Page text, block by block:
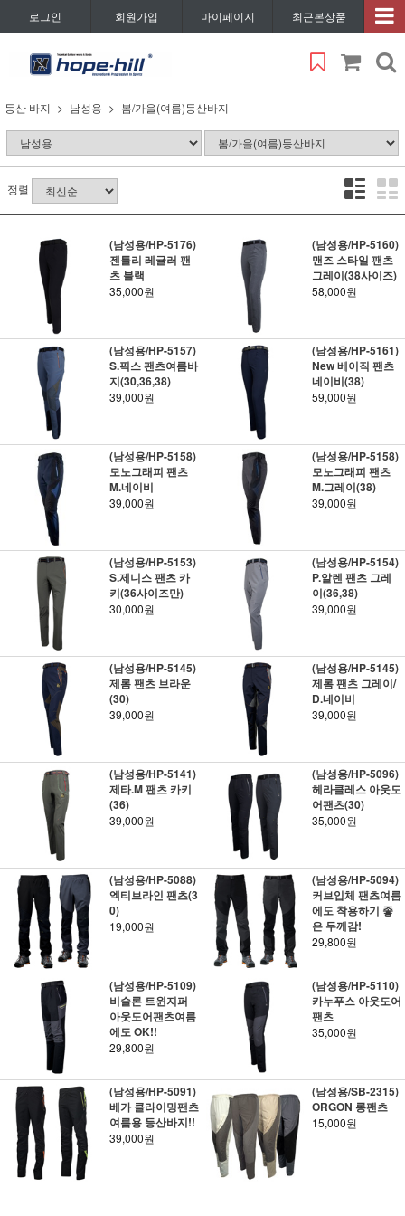
로그인 회원가입 마이페이지 최근본상품
등산 바지 남성용 봄/가을(여름)등산바지
정렬
(남성용/HP-5176)
젠틀리 레귤러 팬
츠 블랙
35,000원
(남성용/HP-5160)
맨즈 스타일 팬츠
그레이(38사이즈)
58,000원
(남성용/HP-5157)
S.픽스 팬츠여름바
지(30,36,38)
39,000원
(남성용/HP-5161)
New 베이직 팬츠
네이비(38)
59,000원
(남성용/HP-5158)
모노그래피 팬츠
M.네이비
39,000원
(남성용/HP-5158)
모노그래피 팬츠
M.그레이(38)
39,000원
(남성용/HP-5153)
S.제니스 팬츠 카
키(36사이즈만)
30,000원
(남성용/HP-5154)
P.알렌 팬츠 그레
이(36,38)
39,000원
(남성용/HP-5145)
제롬 팬츠 브라운
(30)
39,000원
(남성용/HP-5145)
제롬 팬츠 그레이/
D.네이비
39,000원
(남성용/HP-5141)
제타.M 팬츠 카키
(36)
39,000원
(남성용/HP-5096)
헤라클레스 아웃도
어팬츠(30)
35,000원
(남성용/HP-5088)
엑티브라인 팬츠(3
0)
19,000원
(남성용/HP-5094)
커브입체 팬츠여름
에도 착용하기 좋
은 두께감!
29,800원
(남성용/HP-5109)
비슬론 트윈지퍼
아웃도어팬츠여름
에도 OK!!
29,800원
(남성용/HP-5110)
카누푸스 아웃도어
팬츠
35,000원
(남성용/HP-5091)
베가 클라이밍팬츠
여름용 등산바지!!
39,000원
(남성용/SB-2315)
ORGON 롱팬츠
15,000원